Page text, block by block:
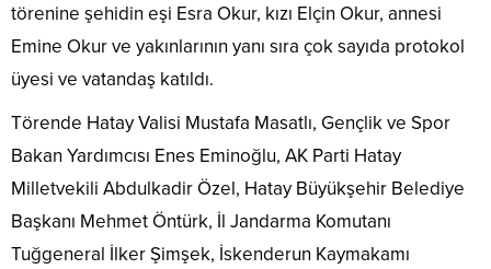
törenine şehidin eşi Esra Okur, kızı Elçin Okur, annesi
Emine Okur ve yakınlarının yanı sıra çok sayıda protokol
üyesi ve vatandaş katıldı.
Törende Hatay Valisi Mustafa Masatlı, Gençlik ve Spor
Bakan Yardımcısı Enes Eminoğlu, AK Parti Hatay
Milletvekili Abdulkadir Özel, Hatay Büyükşehir Belediye
Başkanı Mehmet Öntürk, İl Jandarma Komutanı
Tuğgeneral İlker Şimşek, İskenderun Kaymakamı